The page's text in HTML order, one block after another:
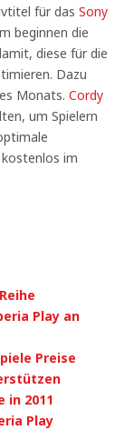
für das Sony
beginnen die
diese für die
Dazu
Monats. Cordy
um Spielern
im
Play an
Preise
in 2011
Play